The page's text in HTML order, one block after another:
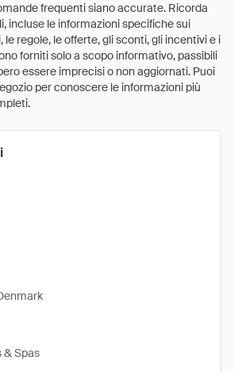
frequenti siano accurate. Ricorda
incluse le informazioni specifiche sui
regole, le offerte, gli sconti, gli incentivi e i
forniti solo a scopo informativo, passibili
essere imprecisi o non aggiornati. Puoi
per conoscere le informazioni più
& Spas